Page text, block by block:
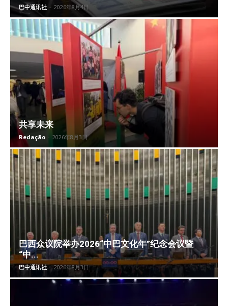
巴中通讯社 - 2026年8月4日
共享未来
Redação - 2026年8月3日
巴西众议院举办2026“中巴文化年”纪念会议暨
“中...
巴中通讯社 - 2026年8月3日